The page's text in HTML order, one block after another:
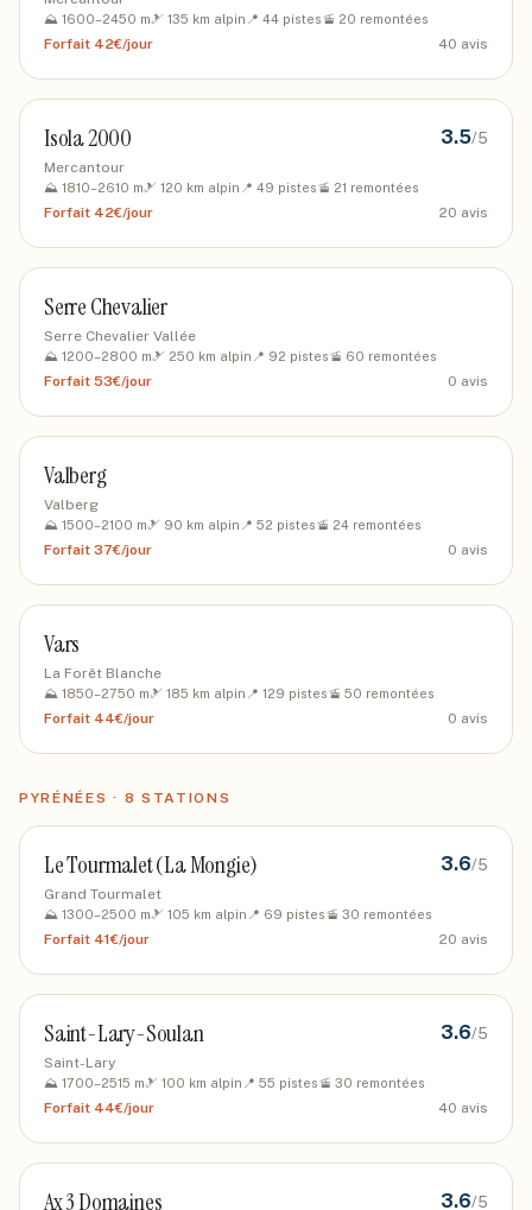
⛰️ 1600–2450 m🎿 135 km alpin 📍 44 pistes🚡 20 remontées
Forfait 42€/jour 40 avis
Isola 2000
Mercantour
3.5/5
⛰️ 1810–2610 m🎿 120 km alpin 📍 49 pistes🚡 21 remontées
Forfait 42€/jour 20 avis
Serre Chevalier
Serre Chevalier Vallée
⛰️ 1200–2800 m🎿 250 km alpin 📍 92 pistes🚡 60 remontées
Forfait 53€/jour 0 avis
Valberg
Valberg
⛰️ 1500–2100 m🎿 90 km alpin 📍 52 pistes🚡 24 remontées
Forfait 37€/jour 0 avis
Vars
La Forêt Blanche
⛰️ 1850–2750 m🎿 185 km alpin 📍 129 pistes🚡 50 remontées
Forfait 44€/jour 0 avis
PYRÉNÉES · 8 STATIONS
Le Tourmalet (La Mongie)
Grand Tourmalet
3.6/5
⛰️ 1300–2500 m🎿 105 km alpin 📍 69 pistes🚡 30 remontées
Forfait 41€/jour 20 avis
Saint-Lary-Soulan
Saint-Lary
3.6/5
⛰️ 1700–2515 m🎿 100 km alpin 📍 55 pistes🚡 30 remontées
Forfait 44€/jour 40 avis
Ax 3 Domaines 3.6/5